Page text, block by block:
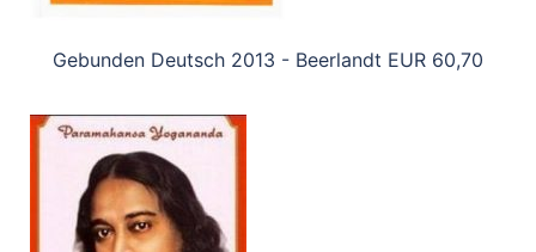
Gebunden Deutsch 2013 - Beerlandt EUR 60,70